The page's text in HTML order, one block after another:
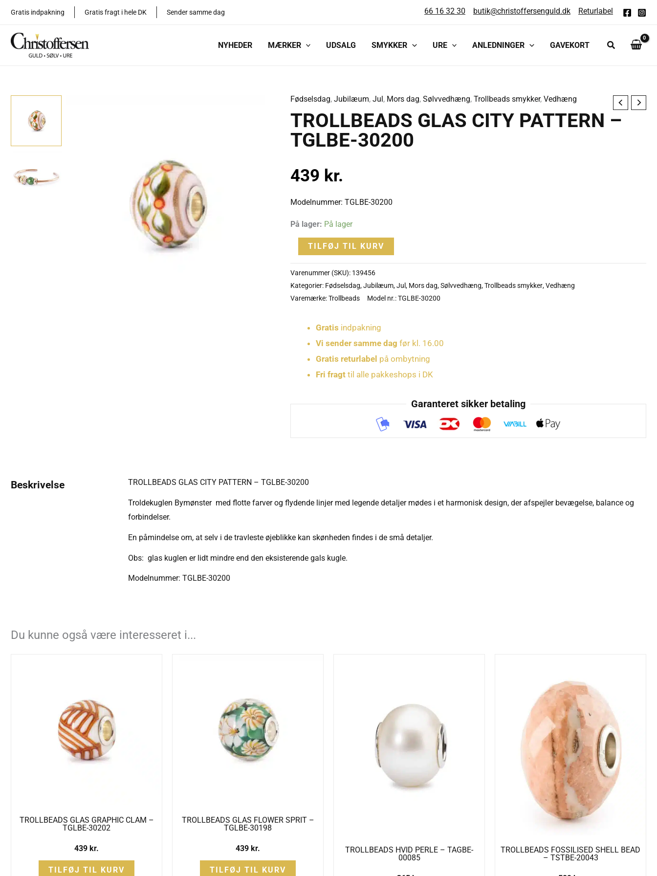
indholdet
Gratis indpakning Gratis fragt i hele DK Sender samme dag 66 16 32 30 butik@christoffersenguld.dk Returlabel
NYHEDER MÆRKER UDSALG SMYKKER URE ANLEDNINGER GAVEKORT
Fødselsdag, Jubilæum, Jul, Mors dag, Sølvvedhæng, Trollbeads smykker, Vedhæng
TROLLBEADS GLAS CITY PATTERN –
TGLBE-30200
439 kr.
Modelnummer: TGLBE-30200
På lager: På lager
TROLLBEADS
GLAS
CITY
PATTERN
TGLBE-
antal
TILFØJ TIL KURV
Varenummer (SKU): 139456
Kategorier: Fødselsdag,Jubilæum,Jul , Mors dag,Sølvvedhæng,Trollbeads smykker,Vedhæng
Varemærke:Trollbeads Model nr.: TGLBE-30200
Gratis indpakning
Vi sender samme dag før kl. 16.00
Gratis returlabel på ombytning
Fri fragttil alle pakkeshops i DK
Garanteret sikker betaling
Beskrivelse TROLLBEADS GLAS CITY PATTERN – TGLBE-30200
Troldekuglen Bymønster med flotte farver og flydende linjer med legende detaljer mødes i et harmonisk design, der afspejler bevægelse, balance og
forbindelser.
En påmindelse om, at selv i de travleste øjeblikke kan skønheden findes i de små detaljer.
Obs: glas kuglen er lidt mindre end den eksisterende gals kugle.
Modelnummer: TGLBE-30200
Du kunne også være interesseret i...
TROLLBEADS GLAS GRAPHIC CLAM –
TGLBE-30202
439 kr.
TILFØJ TIL KURV
TROLLBEADS GLAS FLOWER SPRIT –
TGLBE-30198
439 kr.
TILFØJ TIL KURV
TROLLBEADS HVID PERLE – TAGBE-
00085
TROLLBEADS FOSSILISED SHELL BEAD
– TSTBE-20043